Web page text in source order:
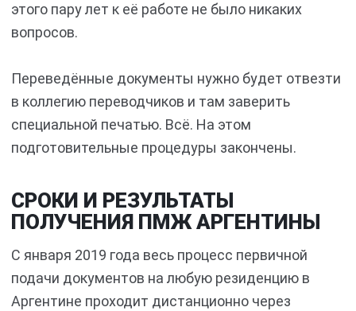
этого пару лет к её работе не было никаких
вопросов.
Переведённые документы нужно будет отвезти
в коллегию переводчиков и там заверить
специальной печатью. Всё. На этом
подготовительные процедуры закончены.
СРОКИ И РЕЗУЛЬТАТЫ
ПОЛУЧЕНИЯ ПМЖ АРГЕНТИНЫ
C января 2019 года весь процесс первичной
подачи документов на любую резиденцию в
Аргентине проходит дистанционно через